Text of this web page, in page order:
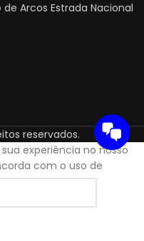
Arcos Estrada Nacional
reservados.
experiência no nosso
com o uso de